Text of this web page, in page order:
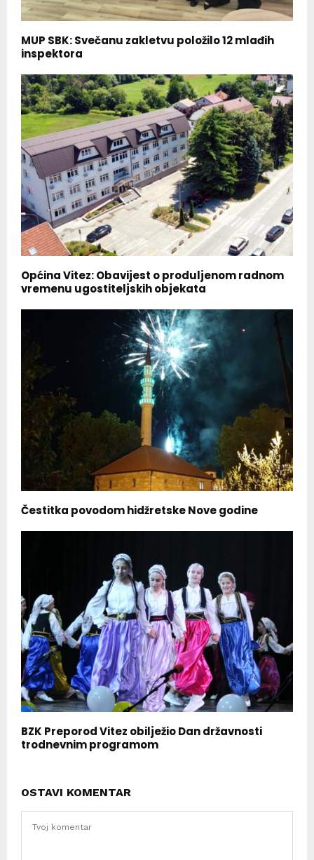
MUP SBK: Svečanu zakletvu položilo 12 mlađih
inspektora
Općina Vitez: Obavijest o produljenom radnom
vremenu ugostiteljskih objekata
Čestitka povodom hidžretske Nove godine
BZK Preporod Vitez obilježio Dan državnosti
trodnevnim programom
OSTAVI KOMENTAR